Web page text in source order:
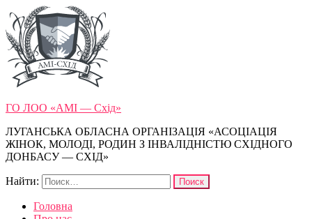
ГО ЛОО «АМІ — Схід»
ЛУГАНСЬКА ОБЛАСНА ОРГАНІЗАЦІЯ «АСОЦІАЦІЯ
ЖІНОК, МОЛОДІ, РОДИН З ІНВАЛІДНІСТЮ СХІДНОГО
ДОНБАСУ — СХІД»
Найти:
Головна